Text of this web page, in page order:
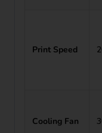
Print Speed
Cooling Fan